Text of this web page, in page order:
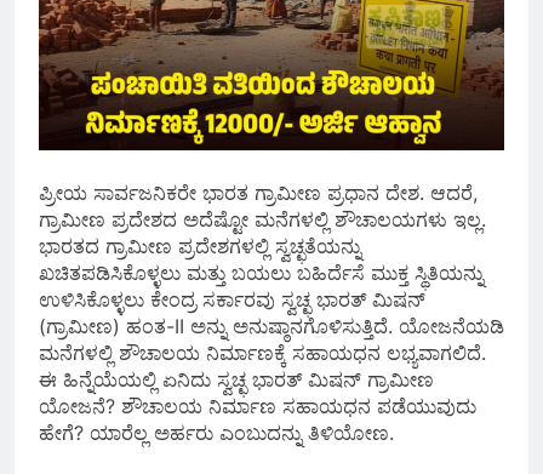
ಪ್ರೀಯ ಸಾರ್ವಜನಿಕರೇ ಭಾರತ ಗ್ರಾಮೀಣ ಪ್ರಧಾನ ದೇಶ. ಆದರೆ,
ಗ್ರಾಮೀಣ ಪ್ರದೇಶದ ಅದೆಷ್ಟೋ ಮನೆಗಳಲ್ಲಿ ಶೌಚಾಲಯಗಳು ಇಲ್ಲ.
ಭಾರತದ ಗ್ರಾಮೀಣ ಪ್ರದೇಶಗಳಲ್ಲಿ ಸ್ವಚ್ಛತೆಯನ್ನು
ಖಚಿತಪಡಿಸಿಕೊಳ್ಳಲು ಮತ್ತು ಬಯಲು ಬಹಿರ್ದೆಸೆ ಮುಕ್ತ ಸ್ಥಿತಿಯನ್ನು
ಉಳಿಸಿಕೊಳ್ಳಲು ಕೇಂದ್ರ ಸರ್ಕಾರವು ಸ್ವಚ್ಛ ಭಾರತ್ ಮಿಷನ್
(ಗ್ರಾಮೀಣ) ಹಂತ-II ಅನ್ನು ಅನುಷ್ಠಾನಗೊಳಿಸುತ್ತಿದೆ. ಯೋಜನೆಯಡಿ
ಮನೆಗಳಲ್ಲಿ ಶೌಚಾಲಯ ನಿರ್ಮಾಣಕ್ಕೆ ಸಹಾಯಧನ ಲಭ್ಯವಾಗಲಿದೆ.
ಈ ಹಿನ್ನೆಯೆಯಲ್ಲಿ ಏನಿದು ಸ್ವಚ್ಛ ಭಾರತ್ ಮಿಷನ್ ಗ್ರಾಮೀಣ
ಯೋಜನೆ? ಶೌಚಾಲಯ ನಿರ್ಮಾಣ ಸಹಾಯಧನ ಪಡೆಯುವುದು
ಹೇಗೆ? ಯಾರೆಲ್ಲ ಅರ್ಹರು ಎಂಬುದನ್ನು ತಿಳಿಯೋಣ.